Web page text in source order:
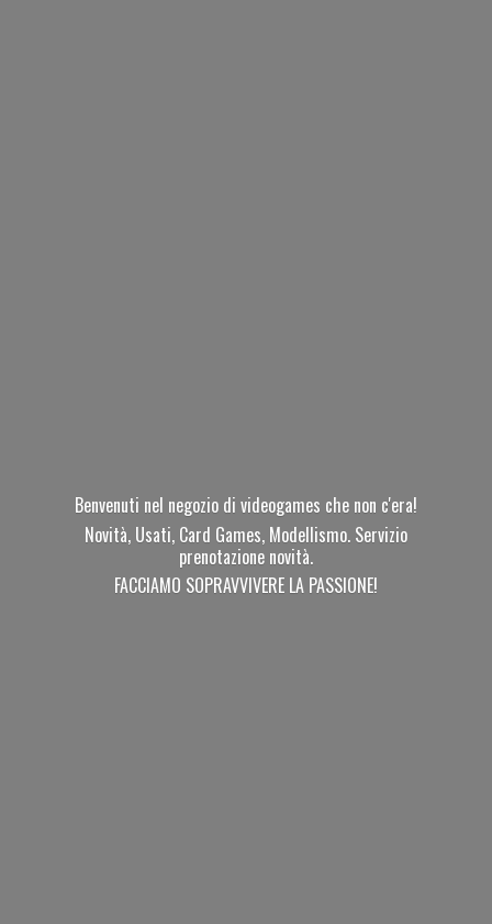
Benvenuti nel negozio di videogames che non c'era!
Novità, Usati, Card Games, Modellismo. Servizio
prenotazione novità.
FACCIAMO SOPRAVVIVERE LA PASSIONE!